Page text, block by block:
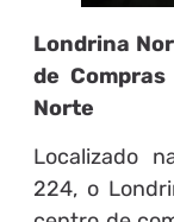
Londrina
de
Norte
Localizado
224, o